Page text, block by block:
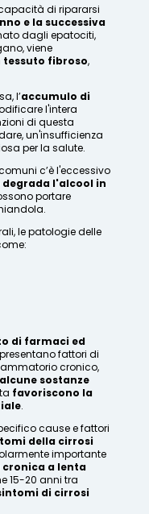
di ripararsi
e la successiva
dagli epatociti,
viene
fibroso,
l’accumulo di
l'intera
di questa
un'insufficienza
per la salute.
c’è l'eccessivo
l'alcool in
portare
le patologie delle
di farmaci ed
fattori di
cronico,
sostanze
favoriscono la
.
cause e fattori
della cirrosi
importante
a lenta
15-20 anni tra
di cirrosi